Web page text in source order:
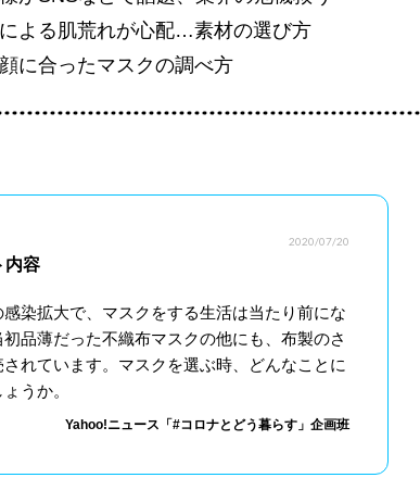
よる肌荒れが心配…素材の選び方
に合ったマスクの調べ方
2020/07/20
内容
染拡大で、マスクをする生活は当たり前にな
品薄だった不織布マスクの他にも、布製のさ
れています。マスクを選ぶ時、どんなことに
うか。
Yahoo!ニュース「#コロナとどう暮らす」企画班